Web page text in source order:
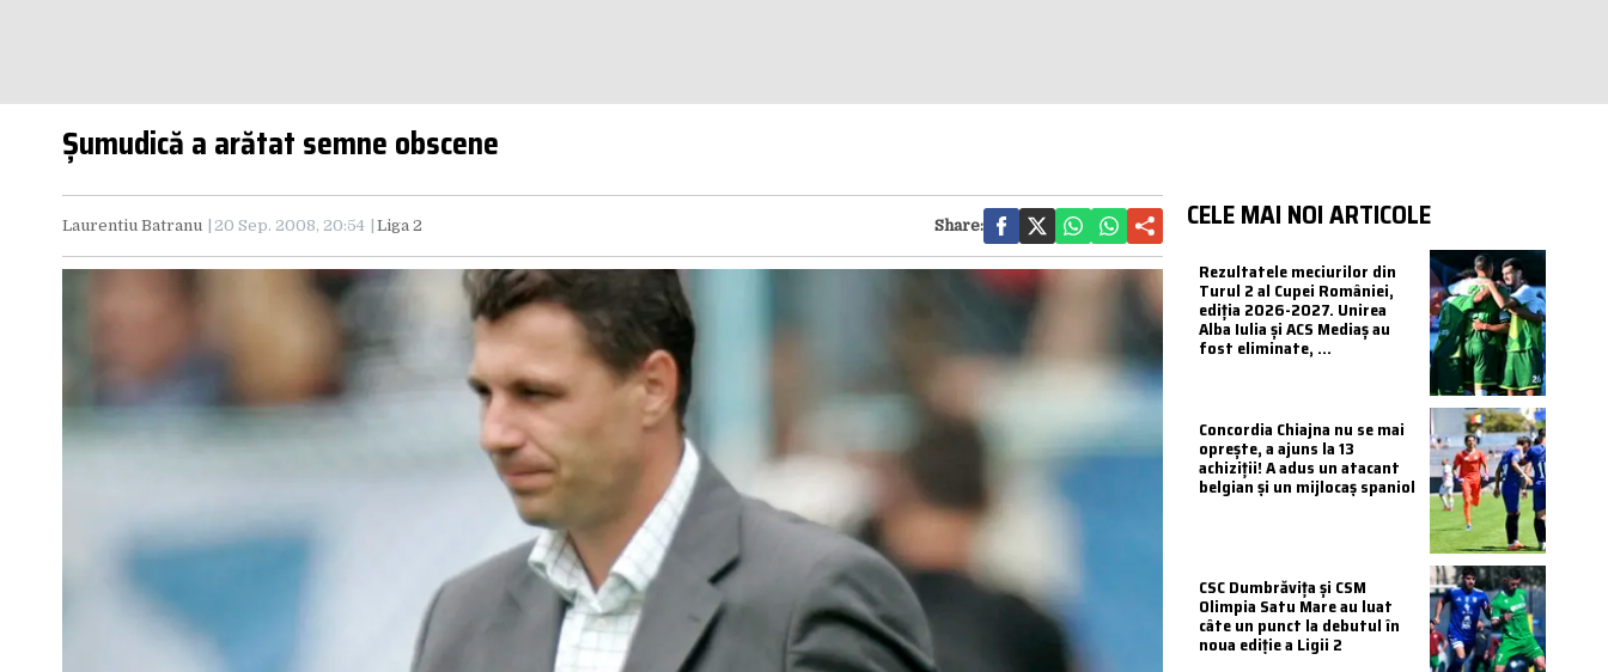
Șumudică a arătat semne obscene
Laurentiu Batranu 20 Sep. 2008, 20:54 Liga 2 Share: CELE MAI NOI ARTICOLE
Rezultatele meciurilor din
Turul 2 al Cupei României,
ediția 2026-2027. Unirea
Alba Iulia și ACS Mediaș au
fost eliminate, ...
Concordia Chiajna nu se mai
oprește, a ajuns la 13
achiziții! A adus un atacant
belgian și un mijlocaș spaniol
CSC Dumbrăvița și CSM
Olimpia Satu Mare au luat
câte un punct la debutul în
noua ediție a Ligii 2